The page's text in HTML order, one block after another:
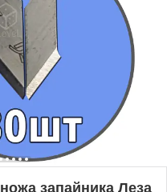
запайника Леза